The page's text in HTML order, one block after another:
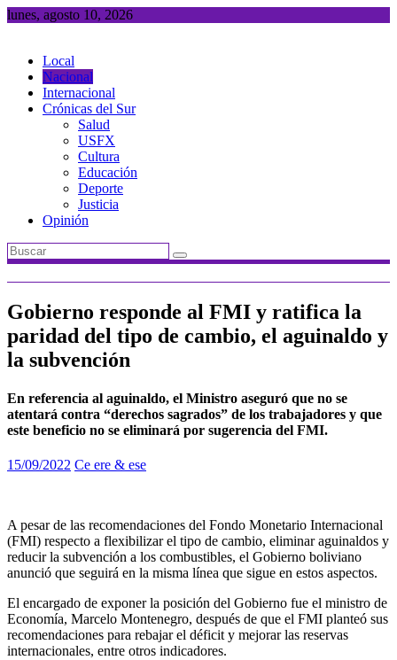
Saltar
lunes, agosto 10, 2026
Local
Nacional
Internacional
Crónicas del Sur
Salud
USFX
Cultura
Educación
Deporte
Justicia
Opinión
Gobierno responde al FMI y ratifica la
paridad del tipo de cambio, el aguinaldo y
la subvención
En referencia al aguinaldo, el Ministro aseguró que no se
atentará contra “derechos sagrados” de los trabajadores y que
este beneficio no se eliminará por sugerencia del FMI.
15/09/2022 Ce ere & ese
A pesar de las recomendaciones del Fondo Monetario Internacional
(FMI) respecto a flexibilizar el tipo de cambio, eliminar aguinaldos y
reducir la subvención a los combustibles, el Gobierno boliviano
anunció que seguirá en la misma línea que sigue en estos aspectos.
El encargado de exponer la posición del Gobierno fue el ministro de
Economía, Marcelo Montenegro, después de que el FMI planteó sus
recomendaciones para rebajar el déficit y mejorar las reservas
internacionales, entre otros indicadores.